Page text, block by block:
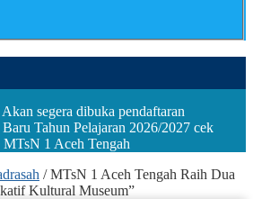
Akan segera dibuka pendaftaran
Tahun Pelajaran 2026/2027 cek
MTsN 1 Aceh Tengah
/MTsN 1 Aceh Tengah Raih Dua
Kultural Museum”